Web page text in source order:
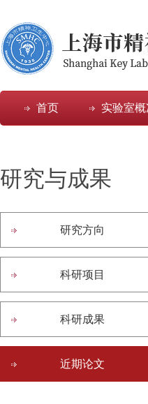
首页 实验室概
研究与成果
研究方向
科研项目
科研成果
近期论文